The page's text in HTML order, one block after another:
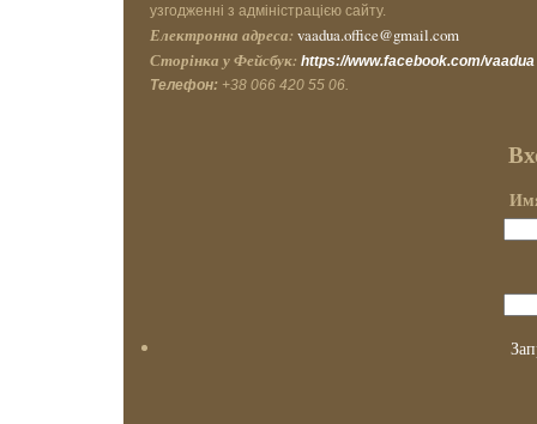
узгодженні з адміністрацією сайту.
Електронна адреса: vaadua.office@gmail.com
Сторінка у Фейсбук: https://www.facebook.com/vaadua
Телефон: +38 066 420 55 06.